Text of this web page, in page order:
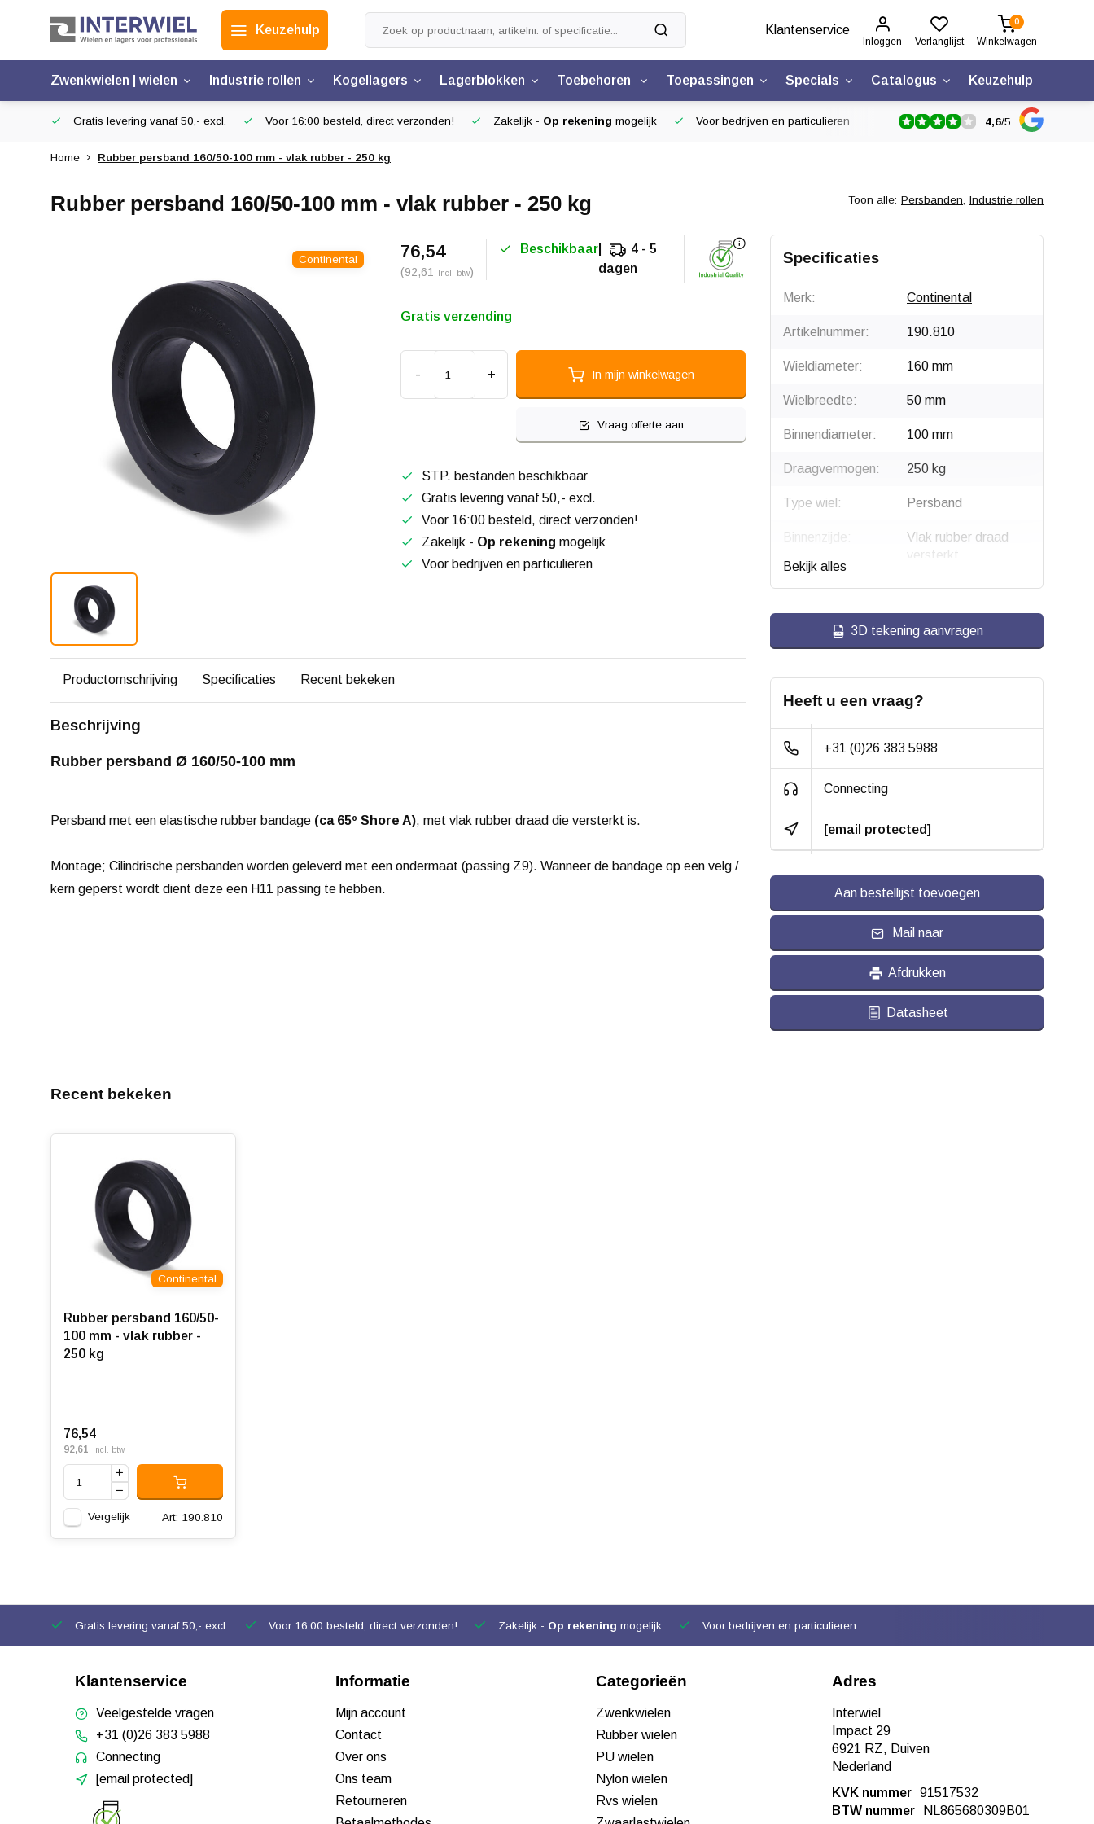
Keuzehulp Klantenservice
Inloggen Verlanglijst
0
Winkelwagen
Zwenkwielen | wielen Industrie rollen Kogellagers Lagerblokken Toebehoren Toepassingen Specials Catalogus Keuzehulp
Gratis levering vanaf 50,- excl. Voor 16:00 besteld, direct verzonden! Zakelijk - Op rekening mogelijk Voor bedrijven en particulieren 4,6/5
Home Rubber persband 160/50-100 mm - vlak rubber - 250 kg
Rubber persband 160/50-100 mm - vlak rubber - 250 kg Toon alle: Persbanden, Industrie rollen
Continental 76,54
(92,61 Incl. btw)
Beschikbaar
4 - 5
dagen
Gratis verzending
- + In mijn winkelwagen
Vraag offerte aan
STP. bestanden beschikbaar
Gratis levering vanaf 50,- excl.
Voor 16:00 besteld, direct verzonden!
Zakelijk - Op rekening mogelijk
Voor bedrijven en particulieren
Productomschrijving Specificaties Recent bekeken
Beschrijving
Rubber persband Ø 160/50-100 mm
Persband met een elastische rubber bandage (ca 65º Shore A), met vlak rubber draad die versterkt is.
Montage; Cilindrische persbanden worden geleverd met een ondermaat (passing Z9). Wanneer de bandage op een velg /
kern geperst wordt dient deze een H11 passing te hebben.
Specificaties
Merk: Continental
Artikelnummer: 190.810
Wieldiameter: 160 mm
Wielbreedte: 50 mm
Binnendiameter: 100 mm
Draagvermogen: 250 kg
Type wiel: Persband
Binnenzijde:
Vlak rubber draad
versterkt
Bandage:
Elastisch rubber,
Type loopvlak: Cilindrisch
Passing: H11
Hardheid band: ca. 65 shore A
Temperatuur: - 20 / + 80 °C
Bekijk alles
3D tekening aanvragen
Heeft u een vraag?
+31 (0)26 383 5988
Connecting
[email protected]
Aan bestellijst toevoegen
Mail naar
Afdrukken
Datasheet
Recent bekeken
Continental
Rubber persband 160/50-
100 mm - vlak rubber -
250 kg
76,54
92,61 Incl. btw
Vergelijk Art: 190.810
Gratis levering vanaf 50,- excl. Voor 16:00 besteld, direct verzonden! Zakelijk - Op rekening mogelijk Voor bedrijven en particulieren
Klantenservice
Veelgestelde vragen
+31 (0)26 383 5988
Connecting
[email protected]
Informatie
Mijn account
Contact
Over ons
Ons team
Retourneren
Categorieën
Zwenkwielen
Rubber wielen
PU wielen
Nylon wielen
Rvs wielen
Adres
Interwiel
Impact 29
6921 RZ, Duiven
Nederland
KVK nummer 91517532
BTW nummer
NL865680309B01